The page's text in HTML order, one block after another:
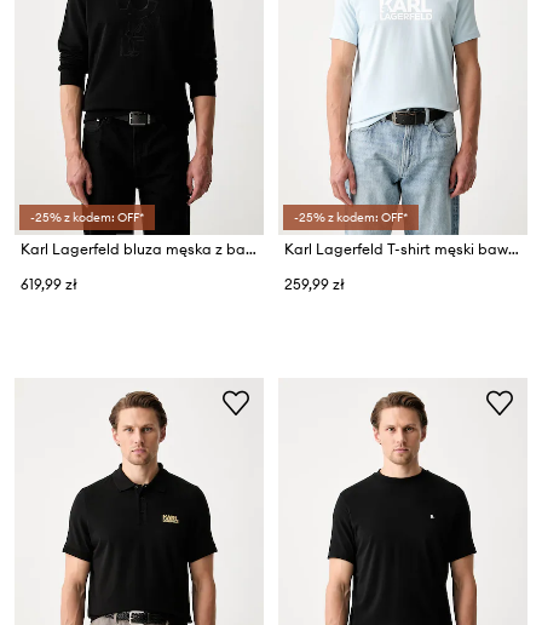
-25% z kodem: OFF*
Karl Lagerfeld bluza męska z bawełną
619,99 zł
-25% z kodem: OFF*
Karl Lagerfeld T-shirt męski bawełniany z elastanem
259,99 zł